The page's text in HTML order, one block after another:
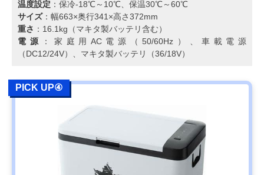
温度設定 ：保冷-18℃～10℃、保温30℃～60℃
サイズ：幅663×奥行341×高さ372mm
重さ ：16.1kg（マキタ製バッテリ含む）
電源
：家庭用AC電源（50/60Hz）、車載電源
（DC12/24V）、マキタ製バッテリ（36/18V）
PICK UP④